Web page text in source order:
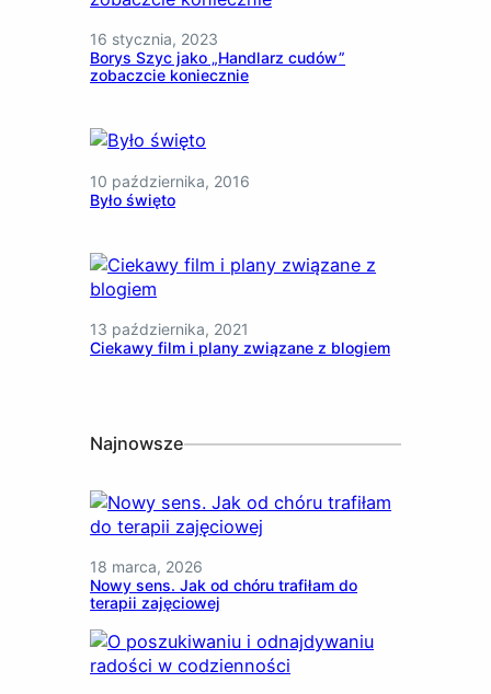
16 stycznia, 2023
Borys Szyc jako „Handlarz cudów”
zobaczcie koniecznie
10 października, 2016
Było święto
13 października, 2021
Ciekawy film i plany związane z blogiem
Najnowsze
18 marca, 2026
Nowy sens. Jak od chóru trafiłam do
terapii zajęciowej